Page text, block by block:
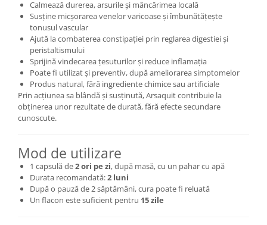
Colina
Electroliti
Produse Apicole
Cacao
Calmează durerea, arsurile și mâncărimea locală
Susține micșorarea venelor varicoase și îmbunătățește
tonusul vascular
Ajută la combaterea constipației prin reglarea digestiei și
peristaltismului
Sprijină vindecarea țesuturilor și reduce inflamația
Poate fi utilizat și preventiv, după ameliorarea simptomelor
Produs natural, fără ingrediente chimice sau artificiale
Prin acțiunea sa blândă și susținută, Arsaquit contribuie la
obținerea unor rezultate de durată, fără efecte secundare
cunoscute.
Mod de utilizare
1 capsulă de2 ori pe zi, după masă, cu un pahar cu apă
Durata recomandată:2 luni
După o pauză de 2 săptămâni, cura poate fi reluată
Un flacon este suficient pentru 15 zile